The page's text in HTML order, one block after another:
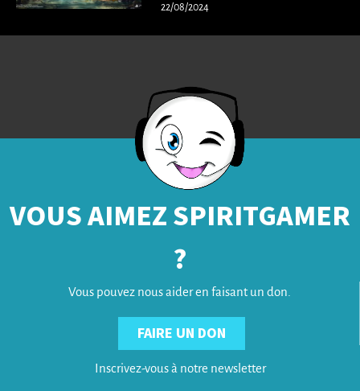
22/08/2024
VOUS AIMEZ SPIRITGAMER
?
Vous pouvez nous aider en faisant un don.
FAIRE UN DON
Inscrivez-vous à notre newsletter